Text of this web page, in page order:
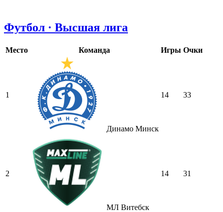
Футбол · Высшая лига
Место Команда Игры Очки
1
Динамо Минск
14 33
2
МЛ Витебск
14 31